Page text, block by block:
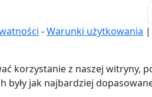
-Warunki użytkowania |
korzystanie z naszej
były jak najbardziej